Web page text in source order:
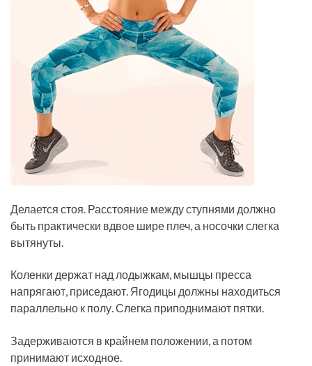
Делается стоя. Расстояние между ступнями должно
быть практически вдвое шире плеч, а носочки слегка
вытянуты.
Коленки держат над лодыжкам, мышцы пресса
напрягают, приседают. Ягодицы должны находиться
параллельно к полу. Слегка приподнимают пятки.
Задерживаются в крайнем положении, а потом
принимают исходное.